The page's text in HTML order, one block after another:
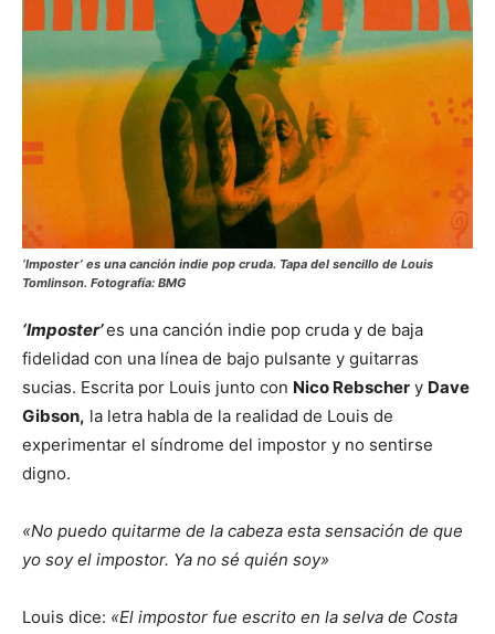
‘Imposter’ es una canción indie pop cruda. Tapa del sencillo de Louis
Tomlinson. Fotografía: BMG
‘Imposter’es una canción indie pop cruda y de baja
fidelidad con una línea de bajo pulsante y guitarras
sucias. Escrita por Louis junto con Nico Rebscher y Dave
Gibson, la letra habla de la realidad de Louis de
experimentar el síndrome del impostor y no sentirse
digno.
«No puedo quitarme de la cabeza esta sensación de que
yo soy el impostor. Ya no sé quién soy»
Louis dice: «El impostor fue escrito en la selva de Costa